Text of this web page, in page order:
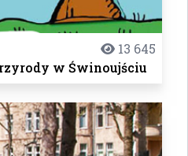
13 645
w Świnoujściu